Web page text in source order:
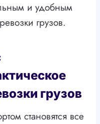
и удобным
грузов.
грузов
становятся все